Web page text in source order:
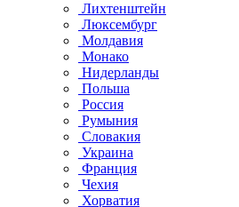
Лихтенштейн
Люксембург
Молдавия
Монако
Нидерланды
Польша
Россия
Румыния
Словакия
Украина
Франция
Чехия
Хорватия